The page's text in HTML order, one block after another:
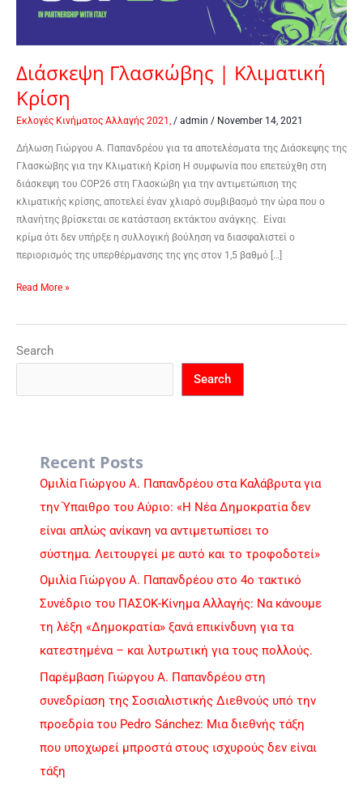
Διάσκεψη Γλασκώβης | Κλιματική
Κρίση
Εκλογές Κινήματος Αλλαγής 2021, / admin / November 14, 2021
Δήλωση Γιώργου Α. Παπανδρέου για τα αποτελέσματα της Διάσκεψης της
Γλασκώβης για την Κλιματική Κρίση Η συμφωνία που επετεύχθη στη
διάσκεψη του COP26 στη Γλασκώβη για την αντιμετώπιση της
κλιματικής κρίσης, αποτελεί έναν χλιαρό συμβιβασμό την ώρα που ο
πλανήτης βρίσκεται σε κατάσταση εκτάκτου ανάγκης. Είναι
κρίμα ότι δεν υπήρξε η συλλογική βούληση να διασφαλιστεί ο
περιορισμός της υπερθέρμανσης της γης στον 1,5 βαθμό […]
Read More »
Search
Search
Recent Posts
Ομιλία Γιώργου Α. Παπανδρέου στα Καλάβρυτα για
την Ύπαιθρο του Αύριο: «Η Νέα Δημοκρατία δεν
είναι απλώς ανίκανη να αντιμετωπίσει το
σύστημα. Λειτουργεί με αυτό και το τροφοδοτεί»
Ομιλία Γιώργου Α. Παπανδρέου στο 4ο τακτικό
Συνέδριο του ΠΑΣΟΚ-Κίνημα Αλλαγής: Να κάνουμε
τη λέξη «Δημοκρατία» ξανά επικίνδυνη για τα
κατεστημένα – και λυτρωτική για τους πολλούς.
Παρέμβαση Γιώργου Α. Παπανδρέου στη
συνεδρίαση της Σοσιαλιστικής Διεθνούς υπό την
προεδρία του Pedro Sánchez: Μια διεθνής τάξη
που υποχωρεί μπροστά στους ισχυρούς δεν είναι
τάξη